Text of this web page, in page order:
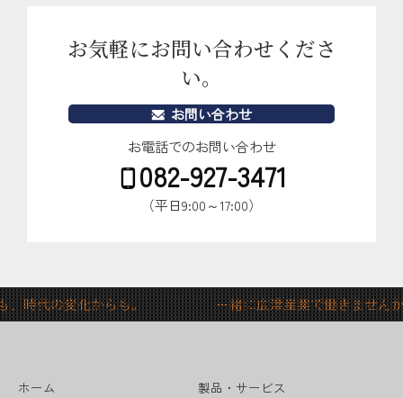
お気軽にお問い合わせくださ
い。
お問い合わせ
お電話でのお問い合わせ
082-927-3471
（平日9:00～17:00）
も、時代の変化からも。 一緒に広津産業で働きませ
ホーム
製品・サービス